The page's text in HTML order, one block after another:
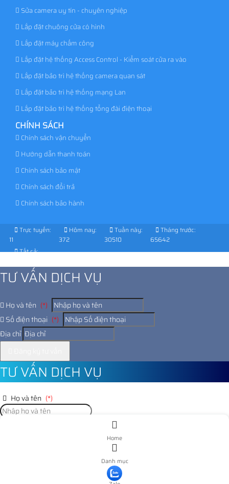
Sửa camera uy tín - chuyên nghiệp
Lắp đặt chuông cửa có hình
Lắp đặt máy chấm công
Lắp đặt hệ thống Access Control - Kiểm soát cửa ra vào
Lắp đặt bảo trì hệ thống camera quan sát
Lắp đặt bảo trì hệ thống mạng Lan
Lắp đặt bảo trì hệ thống tổng đài điện thoại
CHÍNH SÁCH
Chính sách vận chuyển
Hướng dẫn thanh toán
Chính sách bảo mật
Chính sách đổi trả
Chính sách bảo hành
Trực tuyến:
11
Hôm nay:
372
Tuần này:
30510
Tháng trước:
65642
Tất cả:
TƯ VẤN DỊCH VỤ
Họ và tên (*)
Số điện thoại (*)
Địa chỉ
TƯ VẤN DỊCH VỤ
Họ và tên (*)
Home
Danh mục